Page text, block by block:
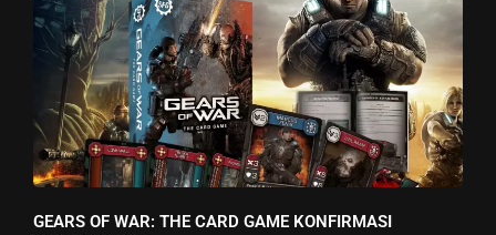
GEARS OF WAR: THE CARD GAME KONFIRMASI